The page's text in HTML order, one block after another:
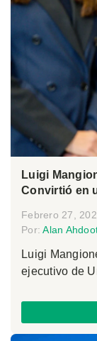
Luigi
Convirtió en
Febrero 27,
Por:Alan
Luigi
ejecutivo de